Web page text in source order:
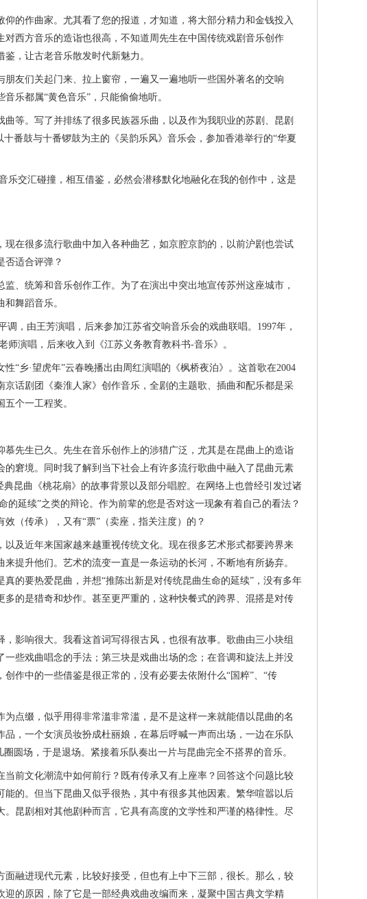
作曲家。尤其看了您的报道，才知道，将大部分精力和金钱投入
西方音乐的造诣也很高，不知道周先生在中国传统戏剧音乐创作
，让古老音乐散发时代新魅力。
们关起门来、拉上窗帘，一遍又一遍地听一些国外著名的交响
乐都属“黄色音乐”，只能偷偷地听。
。写了并排练了很多民族器乐曲，以及作为我职业的苏剧、昆剧
番鼓与十番锣鼓为主的《吴韵乐风》音乐会，参加香港举行的“华夏
交汇碰撞，相互借鉴，必然会潜移默化地融化在我的创作中，这是
很多流行歌曲中加入各种曲艺，如京腔京韵的，以前沪剧也尝试
否适合评弹？
统筹和音乐创作工作。为了在演出中突出地宣传苏州这座城市，
舞蹈音乐。
，由王芳演唱，后来参加江苏省交响音乐会的戏曲联唱。1997年，
演唱，后来收入到《江苏义务教育教科书-音乐》。
乡·望虎年”云春晚播出由周红演唱的《枫桥夜泊》。这首歌在2004
话剧团《秦淮人家》创作音乐，全剧的主题歌、插曲和配乐都是采
个一工程奖。
生已久。先生在音乐创作上的涉猎广泛，尤其是在昆曲上的造诣
窘境。同时我了解到当下社会上有许多流行歌曲中融入了昆曲元素
昆曲《桃花扇》的故事背景以及部分唱腔。在网络上也曾经引发过诸
延续”之类的辩论。作为前辈的您是否对这一现象有着自己的看法？
（传承），又有“票”（卖座，指关注度）的？
及近年来国家越来越重视传统文化。现在很多艺术形式都要跨界来
提升他们。艺术的流变一直是一条运动的长河，不断地有所扬弃。
的要热爱昆曲，并想“推陈出新是对传统昆曲生命的延续”，没有多年
的是猎奇和炒作。甚至更严重的，这种快餐式的跨界、混搭是对传
响很大。我看这首词写得很古风，也很有故事。歌曲由三小块组
些戏曲唱念的手法；第三块是戏曲出场的念；在音调和旋法上并没
作中的一些借鉴是很正常的，没有必要去依附什么“国粹”、“传
缀，似乎用得非常滥非常滥，是不是这样一来就能借以昆曲的名
，一个女演员妆扮成杜丽娘，在幕后呼喊一声而出场，一边在乐队
圆场，于是退场。紧接着乐队奏出一片与昆曲完全不搭界的音乐。
文化潮流中如何前行？既有传承又有上座率？回答这个问题比较
的。但当下昆曲又似乎很热，其中有很多其他因素。繁华喧嚣以后
昆剧相对其他剧种而言，它具有高度的文学性和严谨的格律性。尽
进现代元素，比较好接受，但也有上中下三部，很长。那么，较
的原因，除了它是一部经典戏曲改编而来，凝聚中国古典文学精